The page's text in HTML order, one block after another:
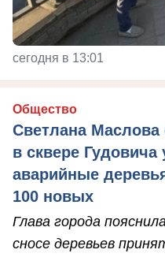
сегодня в 13:01
Общество
Светлана Маслова
в сквере
аварийные
100 новых
Глава города
сносе деревьев